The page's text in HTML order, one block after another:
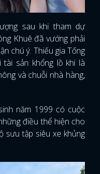
sau khi tham dự
Khuê đã vướng phải
chú ý. Thiếu gia Tống
sản khổng lồ khi là
và chuỗi nhà hàng,
năm 1999 có cuộc
điều thể hiện cho
sưu tập siêu xe khủng